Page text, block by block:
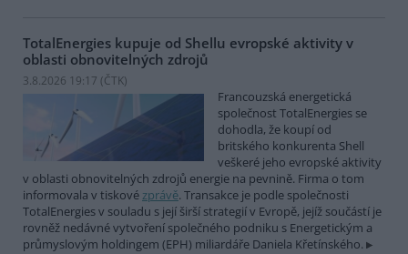
TotalEnergies kupuje od Shellu evropské aktivity v
oblasti obnovitelných zdrojů
3.8.2026 19:17 (ČTK)
Francouzská energetická
společnost TotalEnergies se
dohodla, že koupí od
britského konkurenta Shell
veškeré jeho evropské aktivity
v oblasti obnovitelných zdrojů energie na pevnině. Firma o tom
informovala v tiskovézprávě. Transakce je podle společnosti
TotalEnergies v souladu s její širší strategií v Evropě, jejíž součástí je
rovněž nedávné vytvoření společného podniku s Energetickým a
průmyslovým holdingem (EPH) miliardáře Daniela Křetínského.